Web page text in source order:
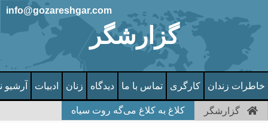
گزارشگر
info@gozareshgar.com
خاطرات زندان کارگری تماس با ما دیدگاه زنان ادبیات آرشیو
گزارشگر کلاغ به کلاغ می‌گه روت سیاه